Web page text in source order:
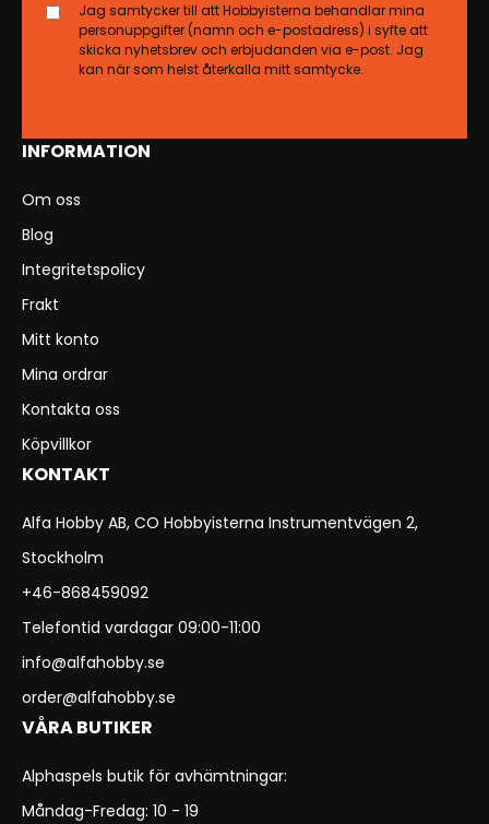
INFORMATION
Om oss
Blog
Integritetspolicy
Frakt
Mitt konto
Mina ordrar
Kontakta oss
Köpvillkor
KONTAKT
Alfa Hobby AB, CO Hobbyisterna Instrumentvägen 2,
Stockholm
+46-868459092
Telefontid vardagar 09:00-11:00
info@alfahobby.se
order@alfahobby.se
VÅRA BUTIKER
Alphaspels butik för avhämtningar:
Måndag-Fredag: 10 - 19
Jag samtycker till att Hobbyisterna behandlar mina
personuppgifter (namn och e-postadress) i syfte att
skicka nyhetsbrev och erbjudanden via e-post. Jag
kan när som helst återkalla mitt samtycke.